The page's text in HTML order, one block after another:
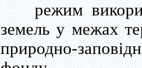
режим
земель у межах
природно-